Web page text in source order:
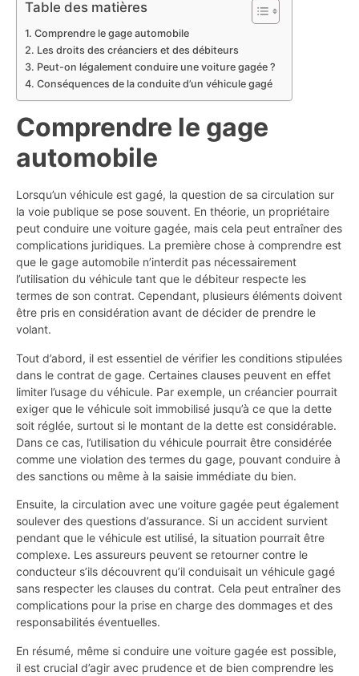
Table des matières
Comprendre le gage automobile
Les droits des créanciers et des débiteurs
Peut-on légalement conduire une voiture gagée ?
Conséquences de la conduite d’un véhicule gagé
Comprendre le gage
automobile
Lorsqu’un véhicule est gagé, la question de sa circulation sur
la voie publique se pose souvent. En théorie, un propriétaire
peut conduire une voiture gagée, mais cela peut entraîner des
complications juridiques. La première chose à comprendre est
que le gage automobile n’interdit pas nécessairement
l’utilisation du véhicule tant que le débiteur respecte les
termes de son contrat. Cependant, plusieurs éléments doivent
être pris en considération avant de décider de prendre le
volant.
Tout d’abord, il est essentiel de vérifier les conditions stipulées
dans le contrat de gage. Certaines clauses peuvent en effet
limiter l’usage du véhicule. Par exemple, un créancier pourrait
exiger que le véhicule soit immobilisé jusqu’à ce que la dette
soit réglée, surtout si le montant de la dette est considérable.
Dans ce cas, l’utilisation du véhicule pourrait être considérée
comme une violation des termes du gage, pouvant conduire à
des sanctions ou même à la saisie immédiate du bien.
Ensuite, la circulation avec une voiture gagée peut également
soulever des questions d’assurance. Si un accident survient
pendant que le véhicule est utilisé, la situation pourrait être
complexe. Les assureurs peuvent se retourner contre le
conducteur s’ils découvrent qu’il conduisait un véhicule gagé
sans respecter les clauses du contrat. Cela peut entraîner des
complications pour la prise en charge des dommages et des
responsabilités éventuelles.
En résumé, même si conduire une voiture gagée est possible,
il est crucial d’agir avec prudence et de bien comprendre les